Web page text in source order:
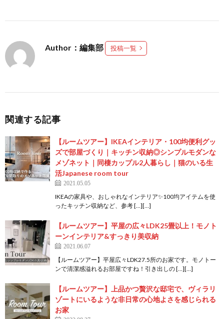
Author：編集部 投稿一覧
関連する記事
【ルームツアー】IKEAインテリア・100均便利グッ
ズで部屋づくり｜キッチン収納◎シンプルモダンな
メゾネット｜同棲カップル2人暮らし｜猫のいる生
活Japanese room tour
2021.05.05
IKEAの家具や、おしゃれなインテリア✨100均アイテムを使
ったキッチン収納など、参考 […][…]
【ルームツアー】平屋の広々LDK25畳以上！モノト
ーンインテリア&すっきり美収納
2021.06.07
【ルームツアー】平屋広々LDK27.5所のお家です。モノトー
ンで清潔感溢れるお部屋ですね！引き出しの […][…]
【ルームツアー】上品かつ贅沢な邸宅で、ヴィラリ
ゾートにいるような非日常の心地よさを感じられる
お家